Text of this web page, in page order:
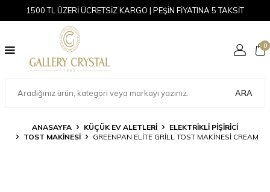
1500 TL ÜZERİ ÜCRETSİZ KARGO | PEŞİN FİYATINA 5 TAKSİT
ARA
0
ANASAYFA KÜÇÜK EV ALETLERI
ELEKTRIKLI PIŞIRICI
TOST MAKINESI
GREENPAN ELITE GRILL TOST MAKINESI CREAM